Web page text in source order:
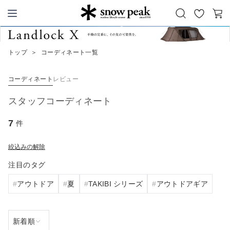
Snow Peak
お
気
カ
トップ ＞ コーディネート一覧
コーディネート レビュー
スタッフコーディネート
7 件
絞込みの解除
注目のタグ
アウトドア 夏 TAKIBI シリーズ アウトドアギア